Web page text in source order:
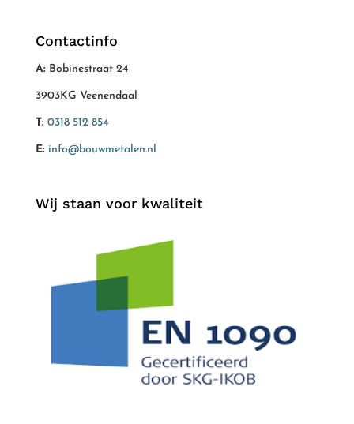
Contactinfo
A: Bobinestraat 24
3903KG Veenendaal
T: 0318 512 854
E: info@bouwmetalen.nl
Wij staan voor kwaliteit